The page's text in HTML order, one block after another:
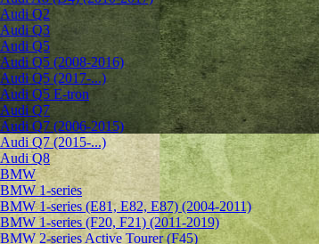
Audi Q2
Audi Q3
Audi Q5
Audi Q5 (2008-2016)
Audi Q5 (2017-...)
Audi Q5 E-tron
Audi Q7
Audi Q7 (2006-2015)
Audi Q7 (2015-...)
Audi Q8
BMW
BMW 1-series
BMW 1-series (E81, E82, E87) (2004-2011)
BMW 1-series (F20, F21) (2011-2019)
BMW 2-series Active Tourer (F45)